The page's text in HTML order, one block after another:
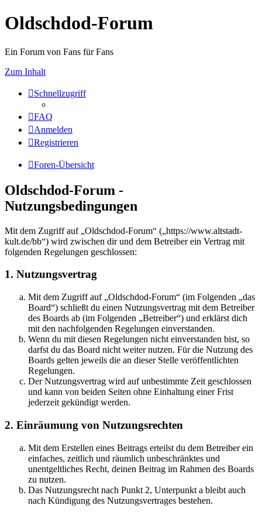
Oldschdod-Forum
Ein Forum von Fans für Fans
Zum Inhalt
Schnellzugriff
FAQ
Anmelden
Registrieren
Foren-Übersicht
Oldschdod-Forum -
Nutzungsbedingungen
Mit dem Zugriff auf „Oldschdod-Forum“ („https://www.altstadt-
kult.de/bb“) wird zwischen dir und dem Betreiber ein Vertrag mit
folgenden Regelungen geschlossen:
1. Nutzungsvertrag
Mit dem Zugriff auf „Oldschdod-Forum“ (im Folgenden „das
Board“) schließt du einen Nutzungsvertrag mit dem Betreiber
des Boards ab (im Folgenden „Betreiber“) und erklärst dich
mit den nachfolgenden Regelungen einverstanden.
Wenn du mit diesen Regelungen nicht einverstanden bist, so
darfst du das Board nicht weiter nutzen. Für die Nutzung des
Boards gelten jeweils die an dieser Stelle veröffentlichten
Regelungen.
Der Nutzungsvertrag wird auf unbestimmte Zeit geschlossen
und kann von beiden Seiten ohne Einhaltung einer Frist
jederzeit gekündigt werden.
2. Einräumung von Nutzungsrechten
Mit dem Erstellen eines Beitrags erteilst du dem Betreiber ein
einfaches, zeitlich und räumlich unbeschränktes und
unentgeltliches Recht, deinen Beitrag im Rahmen des Boards
zu nutzen.
Das Nutzungsrecht nach Punkt 2, Unterpunkt a bleibt auch
nach Kündigung des Nutzungsvertrages bestehen.